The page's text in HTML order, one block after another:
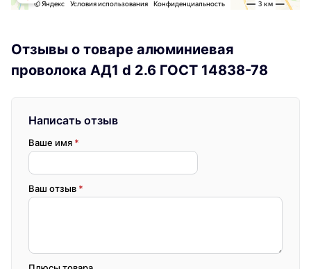
Отзывы о товаре алюминиевая
проволока АД1 d 2.6 ГОСТ 14838-78
Написать отзыв
Ваше имя *
Ваш отзыв *